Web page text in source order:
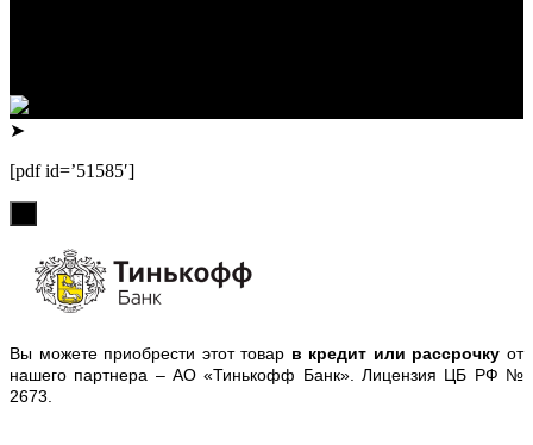
➤
[pdf id=’51585′]
Вы можете приобрести этот товар в кредит или рассрочку от
нашего партнера – АО «Тинькофф Банк». Лицензия ЦБ РФ №
2673.